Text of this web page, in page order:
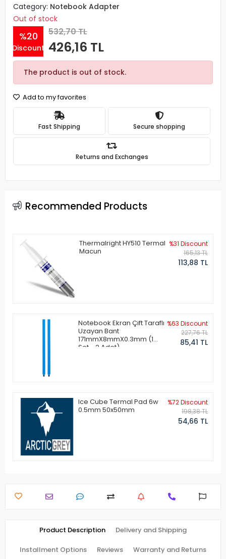
Category: Notebook Adapter
Out of stock
%20
Discount
532,70 TL
426,16 TL
The product is out of stock.
Add to my favorites
Fast Shipping Secure shopping
Returns and Exchanges
Recommended Products
Thermalright HY510 Termal
Macun
%31 Discount
165,13 TL
113,88 TL
Notebook Ekran Çift Taraflı
Uzayan Bant
171mmX8mmX0.3mm (1
Set - 2 Adet)
%63 Discount
227,76 TL
85,41 TL
Ice Cube Termal Pad 6w
0.5mm 50x50mm
%72 Discount
198,38 TL
54,66 TL
Product Description Delivery and Shipping
Installment Options Reviews Warranty and Returns